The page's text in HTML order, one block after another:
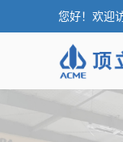
您好！欢迎